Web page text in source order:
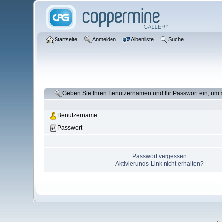
Startseite Anmelden Albenliste Suche
Geben Sie Ihren Benutzernamen und Ihr Passwort ein, um
Benutzername
Passwort
Passwort vergessen
Aktivierungs-Link nicht erhalten?